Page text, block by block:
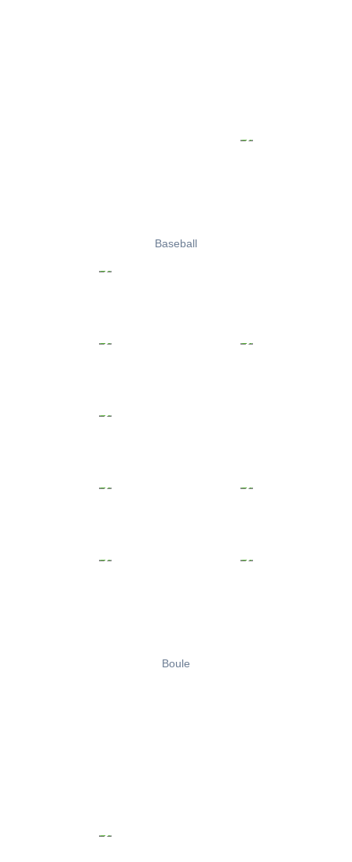
Baseball
Boule